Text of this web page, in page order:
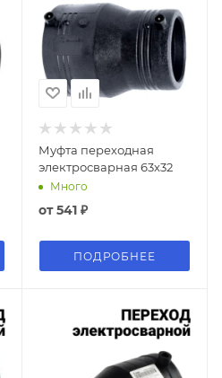
Муфта переходная
электросварная 63х32
Много
от541 ₽
ПОДРОБНЕЕ